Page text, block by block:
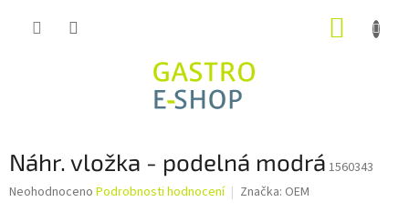
Náhr. vložka - podelná modrá 1560343
Průměrné
Neohodnoceno Podrobnosti hodnocení Značka: OEM